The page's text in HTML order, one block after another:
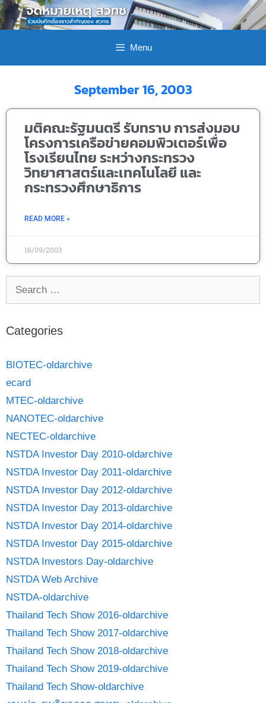
Menu
September 16, 2003
มติคณะรัฐมนตรี รับทราบ การส่งมอบ
โครงการเครือข่ายคอมพิวเตอร์เพื่อ
โรงเรียนไทย ระหว่างกระทรวง
วิทยาศาสตร์และเทคโนโลยี และ
กระทรวงศึกษาธิการ
READ MORE »
16/09/2003
Categories
BIOTEC-oldarchive
ecard
MTEC-oldarchive
NANOTEC-oldarchive
NECTEC-oldarchive
NSTDA Investor Day 2010-oldarchive
NSTDA Investor Day 2011-oldarchive
NSTDA Investor Day 2012-oldarchive
NSTDA Investor Day 2013-oldarchive
NSTDA Investor Day 2014-oldarchive
NSTDA Investor Day 2015-oldarchive
NSTDA Investors Day-oldarchive
NSTDA Web Archive
NSTDA-oldarchive
Thailand Tech Show 2016-oldarchive
Thailand Tech Show 2017-oldarchive
Thailand Tech Show 2018-oldarchive
Thailand Tech Show 2019-oldarchive
Thailand Tech Show-oldarchive